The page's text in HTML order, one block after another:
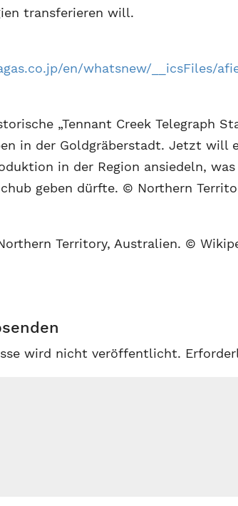
transferieren will.
en/whatsnew/__icsFiles/
„Tennant Creek Telegraph
in der Goldgräberstadt. Jetzt will
in der Region ansiedeln,
geben dürfte. © Northern
Territory, Australien. ©
wird nicht veröffentlicht.